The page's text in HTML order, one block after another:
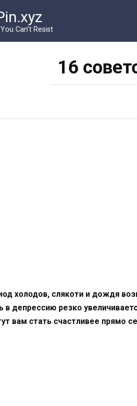
Can’t Resist
16
холодов, слякоти и дождя
в депрессию резко
вам стать счастливее прямо